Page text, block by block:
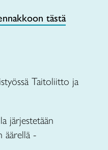
tästä
Taitoliitto ja
järjestetään
äärellä -